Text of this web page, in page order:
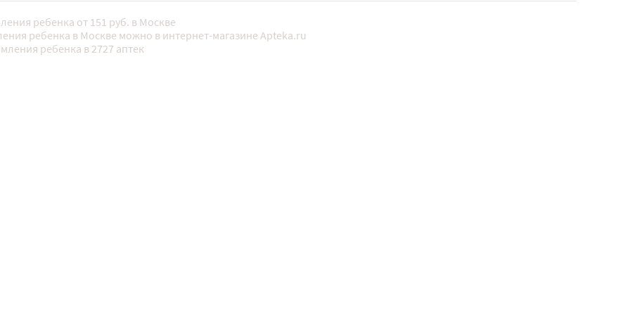
ребенка от 151 руб. в Москве
ребенка в Москве можно в интернет-магазине Apteka.ru
ребенка в 2727 аптек